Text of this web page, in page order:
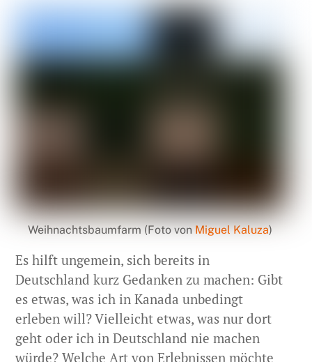
Weihnachtsbaumfarm (Foto von Miguel Kaluza)
Es hilft ungemein, sich bereits in
Deutschland kurz Gedanken zu machen: Gibt
es etwas, was ich in Kanada unbedingt
erleben will? Vielleicht etwas, was nur dort
geht oder ich in Deutschland nie machen
würde? Welche Art von Erlebnissen möchte